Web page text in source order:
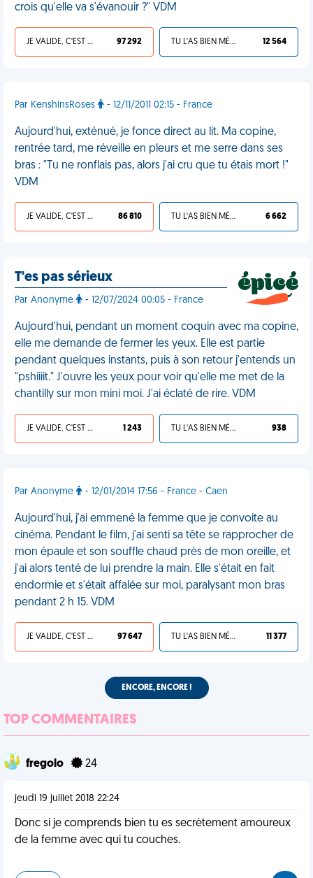
crois qu'elle va s'évanouir ?" VDM
JE VALIDE, C'EST UNE VDM 97 292 TU L'AS BIEN MÉRITÉ 12 564
Par KenshinsRoses - 12/11/2011 02:15 - France
Aujourd'hui, exténué, je fonce direct au lit. Ma copine,
rentrée tard, me réveille en pleurs et me serre dans ses
bras : "Tu ne ronflais pas, alors j'ai cru que tu étais mort !"
VDM
JE VALIDE, C'EST UNE VDM 86 810 TU L'AS BIEN MÉRITÉ 6 662
T'es pas sérieux
Par Anonyme - 12/07/2024 00:05 - France
Aujourd'hui, pendant un moment coquin avec ma copine,
elle me demande de fermer les yeux. Elle est partie
pendant quelques instants, puis à son retour j'entends un
"pshiiiit." J'ouvre les yeux pour voir qu'elle me met de la
chantilly sur mon mini moi. J'ai éclaté de rire. VDM
JE VALIDE, C'EST UNE VDM 1 243 TU L'AS BIEN MÉRITÉ 938
Par Anonyme - 12/01/2014 17:56 - France - Caen
Aujourd'hui, j'ai emmené la femme que je convoite au
cinéma. Pendant le film, j'ai senti sa tête se rapprocher de
mon épaule et son souffle chaud près de mon oreille, et
j'ai alors tenté de lui prendre la main. Elle s'était en fait
endormie et s'était affalée sur moi, paralysant mon bras
pendant 2 h 15. VDM
JE VALIDE, C'EST UNE VDM 97 647 TU L'AS BIEN MÉRITÉ 11 377
ENCORE, ENCORE !
TOP COMMENTAIRES
fregolo 24
jeudi 19 juillet 2018 22:24
Donc si je comprends bien tu es secrètement amoureux
de la femme avec qui tu couches.